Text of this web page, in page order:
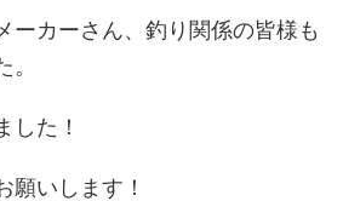
ーカーさん、釣り関係の皆様も
した！
願いします！